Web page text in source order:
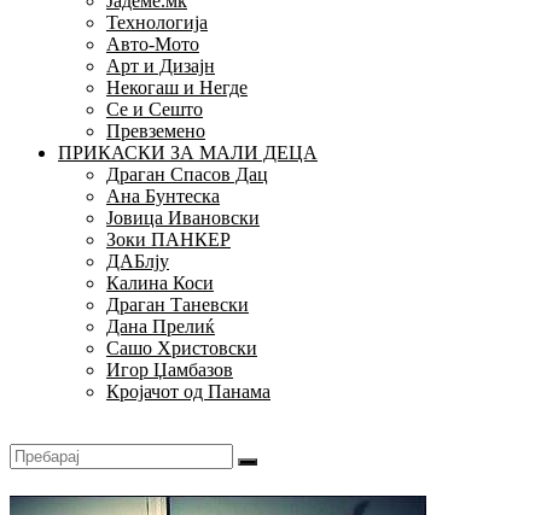
Технологија
Авто-Мото
Арт и Дизајн
Некогаш и Негде
Се и Сешто
Превземено
ПРИКАСКИ ЗА МАЛИ ДЕЦА
Драган Спасов Дац
Ана Бунтеска
Јовица Ивановски
Зоки ПАНКЕР
ДАБлју
Калина Коси
Драган Таневски
Дана Прелиќ
Сашо Христовски
Игор Џамбазов
Кројачот од Панама